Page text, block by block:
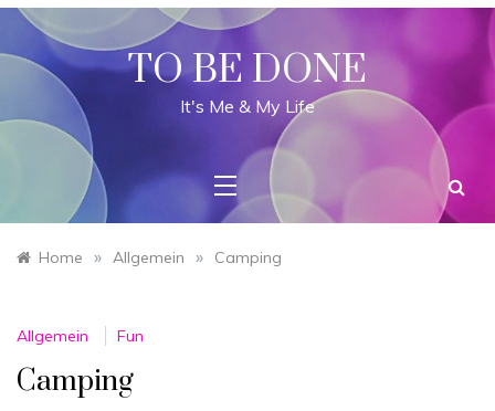
Skip
content
TO BE DONE
It's Me & My Life
Home » Allgemein » Camping
Allgemein Fun
Camping